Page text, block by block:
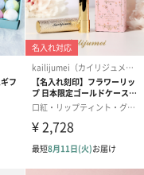
新生活を彩るギフトオプ